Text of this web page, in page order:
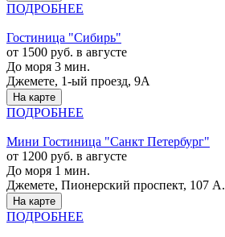
ПОДРОБНЕЕ
Гостиница "Сибирь"
от 1500 руб. в августе
До моря 3 мин.
Джемете, 1-ый проезд, 9А
На карте
ПОДРОБНЕЕ
Мини Гостиница "Санкт Петербург"
от 1200 руб. в августе
До моря 1 мин.
Джемете, Пионерский проспект, 107 А.
На карте
ПОДРОБНЕЕ